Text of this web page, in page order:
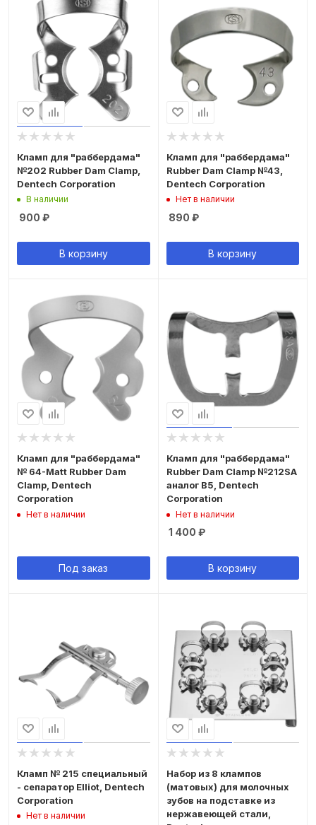
Кламп для "раббердама"
№202 Rubber Dam Clamp,
Dentech Corporation
В наличии
900 ₽
В корзину
Кламп для "раббердама"
Rubber Dam Clamp №43,
Dentech Corporation
Нет в наличии
890 ₽
В корзину
Кламп для "раббердама"
№ 64-Matt Rubber Dam
Clamp, Dentech
Corporation
Нет в наличии
Под заказ
Кламп для "раббердама"
Rubber Dam Clamp №212SA
аналог B5, Dentech
Corporation
Нет в наличии
1 400 ₽
В корзину
Кламп № 215 специальный
- сепаратор Elliot, Dentech
Corporation
Нет в наличии
Набор из 8 клампов
(матовых) для молочных
зубов на подставке из
нержавеющей стали,